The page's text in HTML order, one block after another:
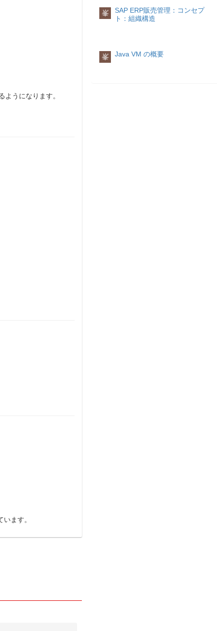
うになります。
ます。
峯
SAP ERP販売管理：コンセプ
ト：組織構造
峯 Java VM の概要